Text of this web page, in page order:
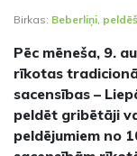
Birkas: Beberliņi,
Pēc mēneša, 9.
rīkotas
sacensības –
peldēt gribētāji
peldējumiem no